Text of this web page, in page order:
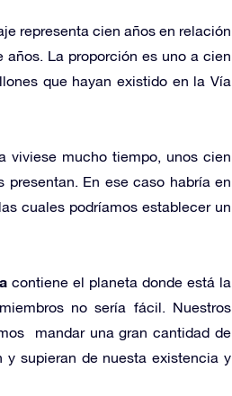
representa cien años en relación
La proporción es uno a cien
que hayan existido en la Vía
viviese mucho tiempo, unos cien
En ese caso habría en
cuales podríamos establecer un
contiene el planeta donde está la
no sería fácil. Nuestros
mandar una gran cantidad de
y supieran de nuesta existencia y